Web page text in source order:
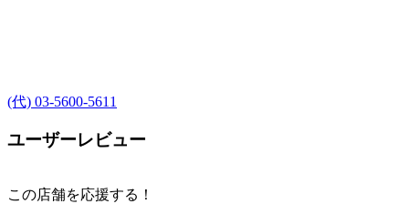
(代) 03-5600-5611
ユーザーレビュー
この店舗を応援する！